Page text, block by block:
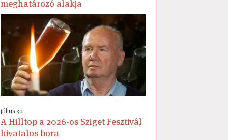
meghatározó alakja
július 30.
A Hilltop a 2026-os Sziget Fesztivál
hivatalos bora